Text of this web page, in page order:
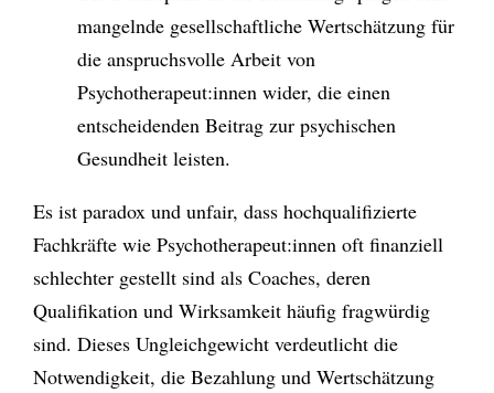
mangelnde gesellschaftliche Wertschätzung für
die anspruchsvolle Arbeit von
Psychotherapeut:innen wider, die einen
entscheidenden Beitrag zur psychischen
Gesundheit leisten.
Es ist paradox und unfair, dass hochqualifizierte
Fachkräfte wie Psychotherapeut:innen oft finanziell
schlechter gestellt sind als Coaches, deren
Qualifikation und Wirksamkeit häufig fragwürdig
sind. Dieses Ungleichgewicht verdeutlicht die
Notwendigkeit, die Bezahlung und Wertschätzung